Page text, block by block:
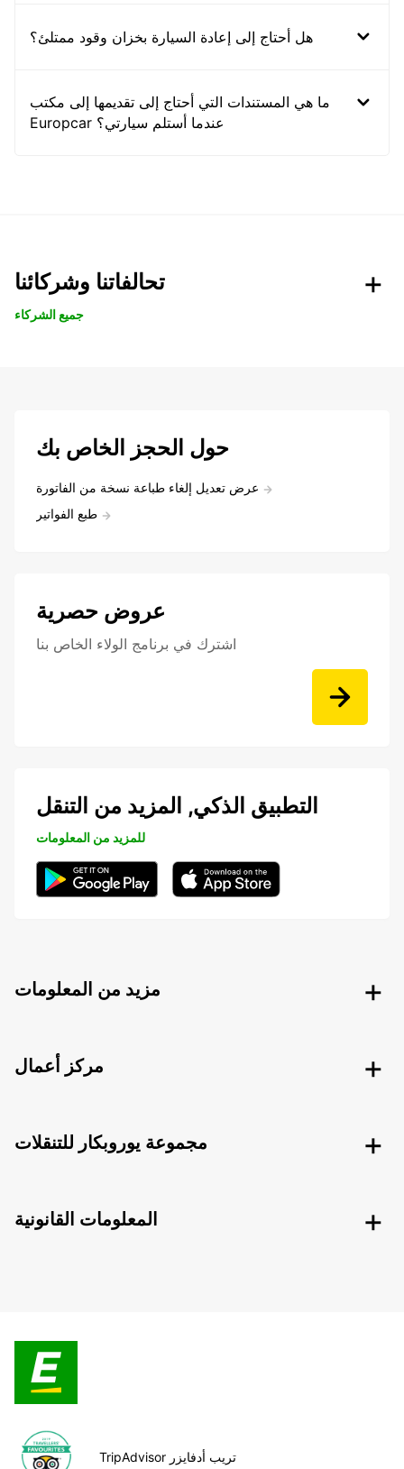
هل أحتاج إلى إعادة السيارة بخزان وقود ممتلئ؟
ما هي المستندات التي أحتاج إلى تقديمها إلى مكتب
Europcar عندما أستلم سيارتي؟
تحالفاتنا وشركائنا
جميع الشركاء
حول الحجز الخاص بك
عرض تعديل إلغاء طباعة نسخة من الفاتورة
طبع الفواتير
عروض حصرية
اشترك في برنامج الولاء الخاص بنا
التطبيق الذكي, المزيد من التنقل
للمزيد من المعلومات
مزيد من المعلومات
مركز أعمال
مجموعة يوروبكار للتنقلات
المعلومات القانونية
TripAdvisor تريب أدفايزر